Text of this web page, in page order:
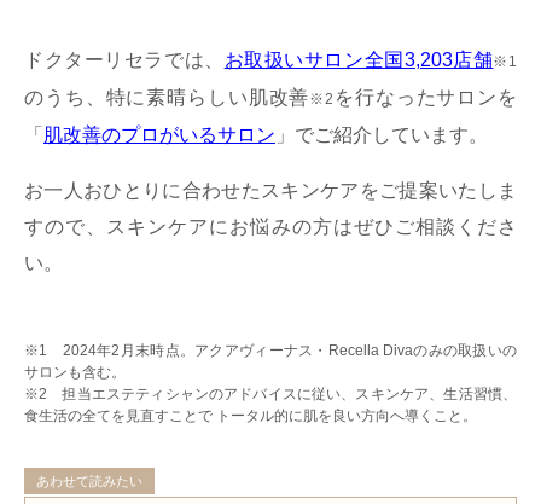
ドクターリセラでは、 お取扱いサロン全国3,203店舗※1
のうち、特に素晴らしい肌改善※2 を行なったサロンを
「 肌改善のプロがいるサロン 」でご紹介しています。
お一人おひとりに合わせたスキンケアをご提案いたしま
すので、スキンケアにお悩みの方はぜひご相談くださ
い。
※1 2024年2月末時点。アクアヴィーナス・Recella Divaのみの取扱いの
サロンも含む。
※2 担当エステティシャンのアドバイスに従い、スキンケア、生活習慣、
食生活の全てを見直すことで トータル的に肌を良い方向へ導くこと。
あわせて読みたい